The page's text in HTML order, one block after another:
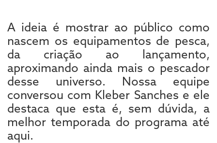
A ideia é mostrar ao público como
nascem os equipamentos de pesca,
da criação ao lançamento,
aproximando ainda mais o pescador
desse universo. Nossa equipe
conversou com Kleber Sanches e ele
destaca que esta é, sem dúvida, a
melhor temporada do programa até
aqui.